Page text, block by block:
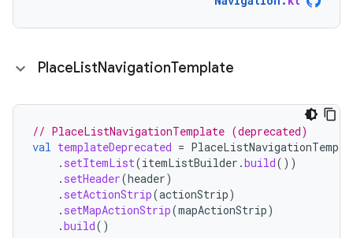
PlaceListNavigationTemplate
// PlaceListNavigationTemplate (deprecated)
val templateDeprecated =
. setItemList(itemListBuilder .build())
. setHeader(header)
. setActionStrip(actionStrip)
. setMapActionStrip(mapActionStrip)
.build()